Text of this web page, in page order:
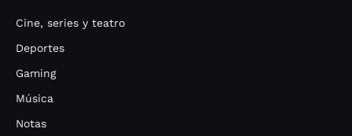
Cine, series y teatro
Deportes
Gaming
Música
Notas